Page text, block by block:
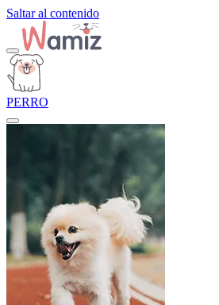
Saltar al contenido
PERRO